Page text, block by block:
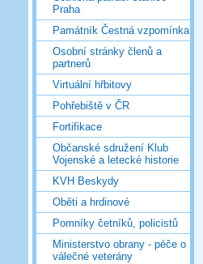
Praha
Památník Čestná vzpomínka
Osobní stránky členů a
partnerů
Virtuální hřbitovy
Pohřebiště v ČR
Fortifikace
Občanské sdružení Klub
Vojenské a letecké historie
KVH Beskydy
Oběti a hrdinové
Pomníky četníků, policistů
Ministerstvo obrany - péče o
válečné veterány